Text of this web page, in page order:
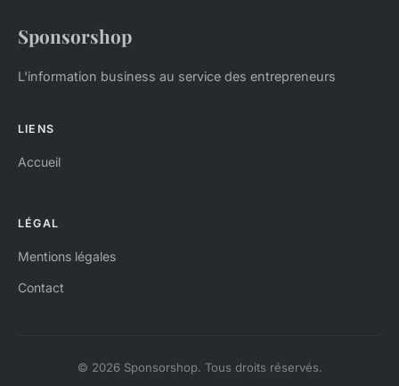
Sponsorshop
L'information business au service des entrepreneurs
LIENS
Accueil
LÉGAL
Mentions légales
Contact
© 2026 Sponsorshop. Tous droits réservés.